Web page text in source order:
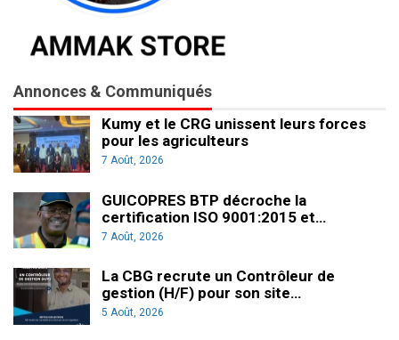
Annonces & Communiqués
Kumy et le CRG unissent leurs forces
pour les agriculteurs
7 Août, 2026
GUICOPRES BTP décroche la
certification ISO 9001:2015 et…
7 Août, 2026
La CBG recrute un Contrôleur de
gestion (H/F) pour son site…
5 Août, 2026